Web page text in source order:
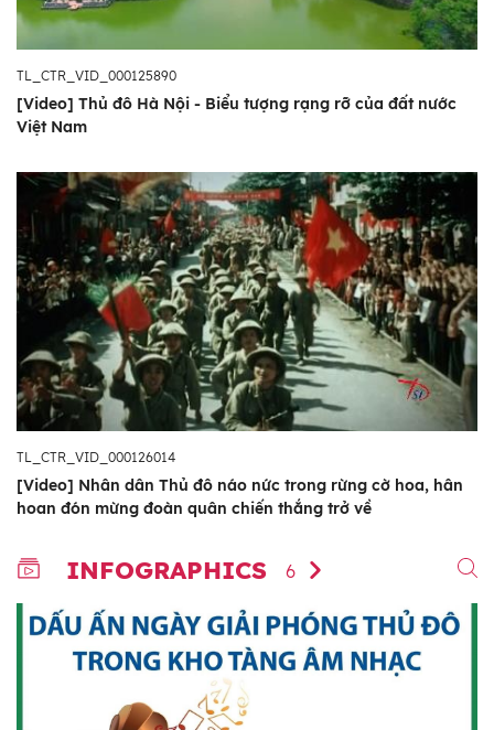
TL_CTR_VID_000125890
[Video] Thủ đô Hà Nội - Biểu tượng rạng rỡ của đất nước
Việt Nam
TL_CTR_VID_000126014
[Video] Nhân dân Thủ đô náo nức trong rừng cờ hoa, hân
hoan đón mừng đoàn quân chiến thắng trở về
INFOGRAPHICS 6